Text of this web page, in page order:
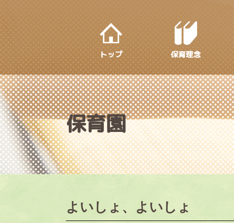
k
i
p
t
o
m
a
i
n
c
o
n
トップ 保育理念
保育園
よいしょ、よいしょ